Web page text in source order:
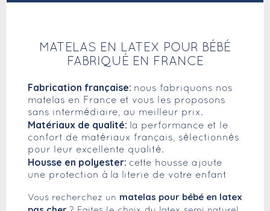
MATELAS EN LATEX POUR BÉBÉ
FABRIQUÉ EN FRANCE
Fabrication française: nous fabriquons nos
matelas en France et vous les proposons
sans intermédiaire, au meilleur prix.
Matériaux de qualité:
la performance et le
confort de matériaux français, sélectionnés
pour leur excellente qualité.
Housse en polyester: cette housse ajoute
une protection à la literie de votre enfant
Vous recherchez un matelas pour bébé en latex